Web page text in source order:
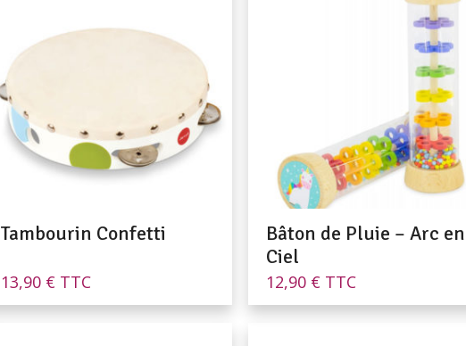
Tambourin Confetti
13,90 € TTC
Bâton de Pluie – Arc en
Ciel
12,90 € TTC